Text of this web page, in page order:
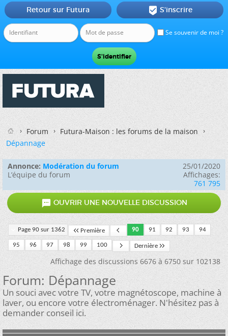
Se souvenir de moi ?
Retour sur Futura  S'inscrire
Forum
Futura-Maison : les forums de la maison
Dépannage
Annonce: Modération du forum
L’équipe du forum
25/01/2020
Affichages:
761 795
 OUVRIR UNE NOUVELLE DISCUSSION
Page 90 sur 1362 Première 90 91 92 93 94
95 96 97 98 99 100 Dernière
Affichage des discussions 6676 à 6750 sur 102138
Forum:Dépannage
Un souci avec votre TV, votre magnétoscope, machine à
laver, ou encore votre électroménager. N'hésitez pas à
demander conseil ici.